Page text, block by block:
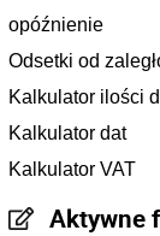
opóźnienie
Odsetki od
Kalkulator ilości
Kalkulator dat
Kalkulator VAT
Aktywne